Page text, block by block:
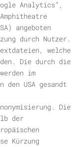
Analytics“,
angeboten
durch Nutzer.
welche
Die durch die
im
USA gesandt
Die
der
Kürzung